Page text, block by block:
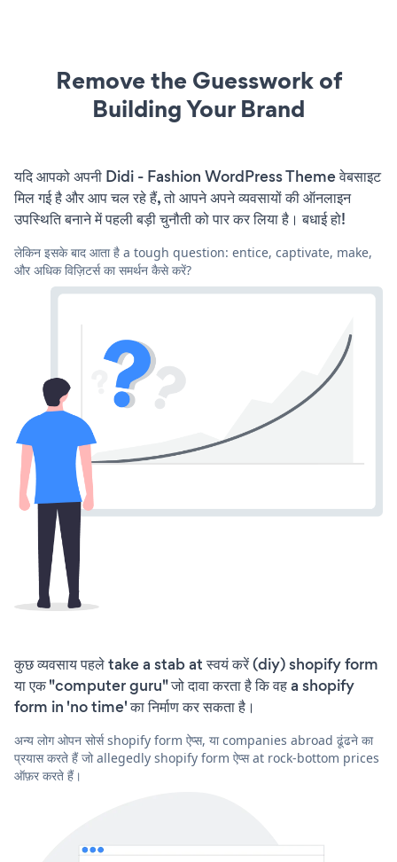
Remove the Guesswork of
Building Your Brand
यदि आपको अपनी Didi - Fashion WordPress Theme वेबसाइट
मिल गई है और आप चल रहे हैं, तो आपने अपने व्यवसायों की ऑनलाइन
उपस्थिति बनाने में पहली बड़ी चुनौती को पार कर लिया है। बधाई हो!
लेकिन इसके बाद आता है a tough question: entice, captivate, make,
और अधिक विज़िटर्स का समर्थन कैसे करें?
कुछ व्यवसाय पहले take a stab at स्वयं करें (diy) shopify form
या एक "computer guru" जो दावा करता है कि वह a shopify
form in 'no time' का निर्माण कर सकता है।
अन्य लोग ओपन सोर्स shopify form ऐप्स, या companies abroad ढूंढने का
प्रयास करते हैं जो allegedly shopify form ऐप्स at rock-bottom prices
ऑफ़र करते हैं।